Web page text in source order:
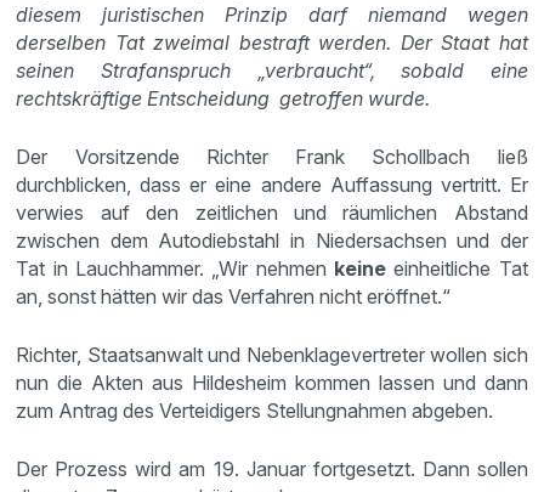
diesem juristischen Prinzip darf niemand wegen
derselben Tat zweimal bestraft werden. Der Staat hat
seinen Strafanspruch „verbraucht“, sobald eine
rechtskräftige Entscheidung getroffen wurde.
Der Vorsitzende Richter Frank Schollbach ließ
durchblicken, dass er eine andere Auffassung vertritt. Er
verwies auf den zeitlichen und räumlichen Abstand
zwischen dem Autodiebstahl in Niedersachsen und der
Tat in Lauchhammer. „Wir nehmen keineeinheitliche Tat
an, sonst hätten wir das Verfahren nicht eröffnet.“
Richter, Staatsanwalt und Nebenklagevertreter wollen sich
nun die Akten aus Hildesheim kommen lassen und dann
zum Antrag des Verteidigers Stellungnahmen abgeben.
Der Prozess wird am 19. Januar fortgesetzt. Dann sollen